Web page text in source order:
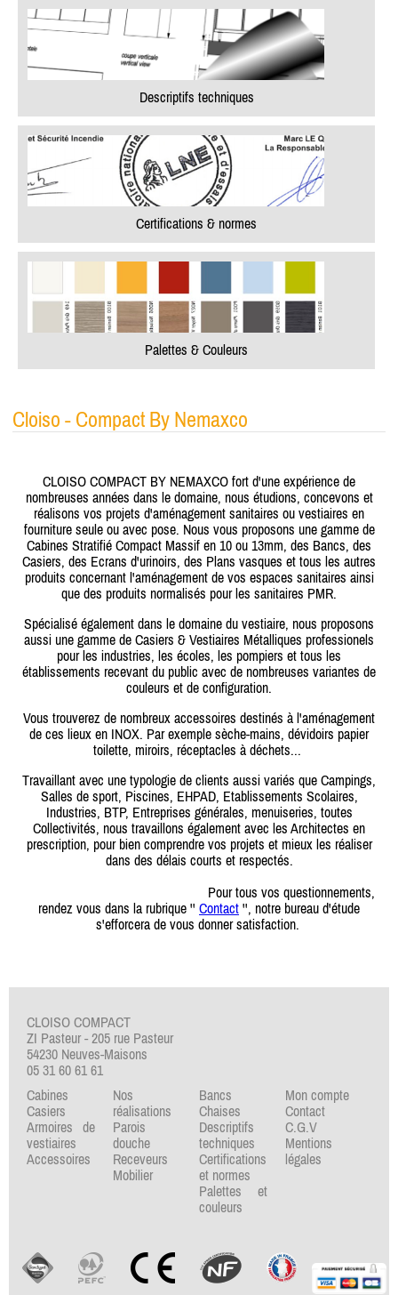
Descriptifs techniques
Certifications & normes
Palettes & Couleurs
Cloiso - Compact By Nemaxco
CLOISO COMPACT BY NEMAXCO fort d'une expérience de
nombreuses années dans le domaine, nous étudions, concevons et
réalisons vos projets d'aménagement sanitaires ou vestiaires en
fourniture seule ou avec pose. Nous vous proposons une gamme de
Cabines Stratifié Compact Massif en 10 ou 13mm, des Bancs, des
Casiers, des Ecrans d'urinoirs, des Plans vasques et tous les autres
produits concernant l'aménagement de vos espaces sanitaires ainsi
que des produits normalisés pour les sanitaires PMR.
Spécialisé également dans le domaine du vestiaire, nous proposons
aussi une gamme de Casiers & Vestiaires Métalliques professionels
pour les industries, les écoles, les pompiers et tous les
établissements recevant du public avec de nombreuses variantes de
couleurs et de configuration.
Vous trouverez de nombreux accessoires destinés à l'aménagement
de ces lieux en INOX. Par exemple sèche-mains, dévidoirs papier
toilette, miroirs, réceptacles à déchets...
Travaillant avec une typologie de clients aussi variés que Campings,
Salles de sport, Piscines, EHPAD, Etablissements Scolaires,
Industries, BTP, Entreprises générales, menuiseries, toutes
Collectivités, nous travaillons également avec les Architectes en
prescription, pour bien comprendre vos projets et mieux les réaliser
dans des délais courts et respectés.
Pour tous vos questionnements,
rendez vous dans la rubrique '' Contact '', notre bureau d'étude
s'efforcera de vous donner satisfaction.
CLOISO COMPACT
ZI Pasteur - 205 rue Pasteur
54230 Neuves-Maisons
05 31 60 61 61
Cabines
Casiers
Armoires de
vestiaires
Accessoires
Nos
réalisations
Parois
douche
Receveurs
Mobilier
Bancs
Chaises
Descriptifs
techniques
Certifications
et normes
Palettes et
couleurs
Mon compte
Contact
C.G.V
Mentions
légales